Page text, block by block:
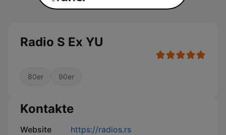
Radio S Ex YU
80er 90er
Kontakte
Website https://radios.rs